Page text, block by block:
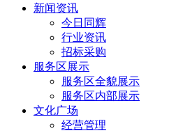
新闻资讯
今日同辉
行业资讯
招标采购
服务区展示
服务区全貌展示
服务区内部展示
文化广场
经营管理